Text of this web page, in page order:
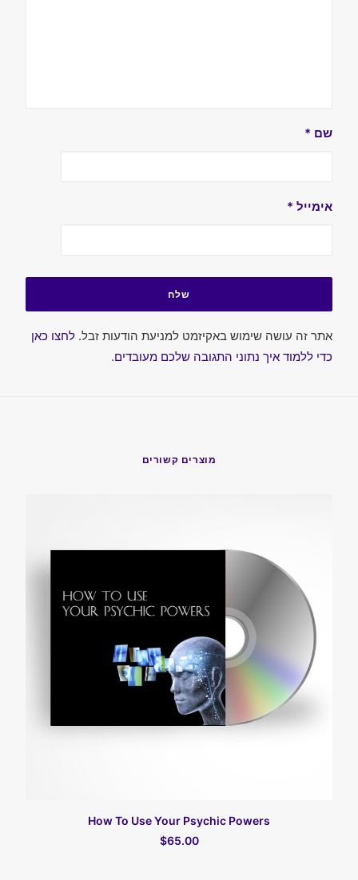
שם *
אימייל *
אתר זה עושה שימוש באקיזמט למניעת הודעות זבל. לחצו כאן
כדי ללמוד איך נתוני התגובה שלכם מעובדים.
מוצרים קשורים
הוסף לסל
How To Use Your Psychic Powers
$65.00